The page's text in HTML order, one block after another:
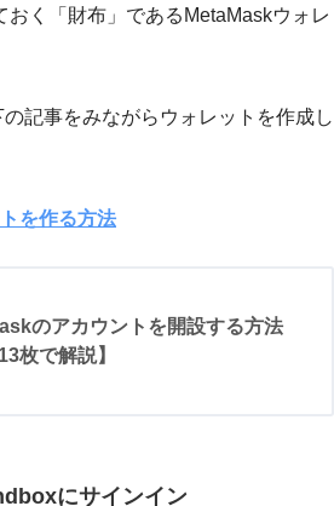
おく「財布」であるMetaMaskウォレ
記事をみながらウォレットを作成し
を作る方法
のアカウントを開設する方法
枚で解説】
にサインイン